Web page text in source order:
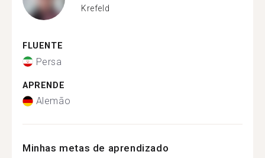
Krefeld
FLUENTE
Persa
APRENDE
Alemão
Minhas metas de aprendizado